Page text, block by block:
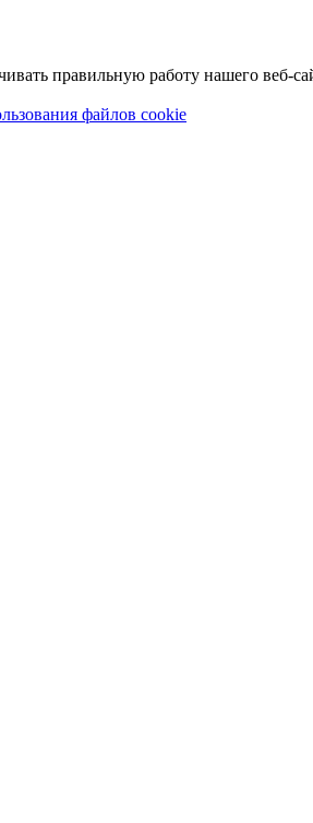
правильную работу нашего веб-
файлов cookie